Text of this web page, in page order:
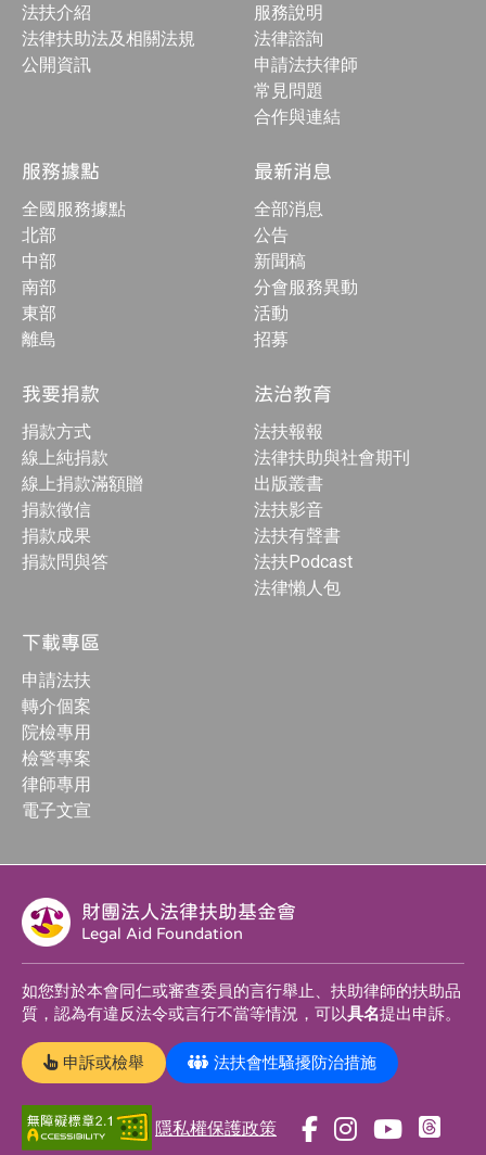
合
按
鈕
法扶介紹
法律扶助法及相關法規
公開資訊
服務說明
法律諮詢
申請法扶律師
常見問題
合作與連結
服務據點
全國服務據點
北部
中部
南部
東部
離島
最新消息
全部消息
公告
新聞稿
分會服務異動
活動
招募
我要捐款
捐款方式
線上純捐款
線上捐款滿額贈
捐款徵信
捐款成果
捐款問與答
法治教育
法扶報報
法律扶助與社會期刊
出版叢書
法扶影音
法扶有聲書
法扶Podcast
法律懶人包
下載專區
申請法扶
轉介個案
院檢專用
檢警專案
律師專用
電子文宣
財團法人法律扶助基金會
Legal Aid Foundation
如您對於本會同仁或審查委員的言行舉止、扶助律師的扶助品
質，認為有違反法令或言行不當等情況，可以具名提出申訴。
申訴或檢舉 法扶會性騷擾防治措施
隱私權保護政策